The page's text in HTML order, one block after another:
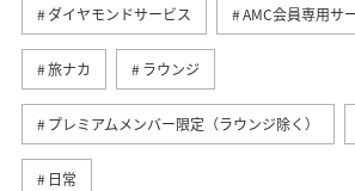
ダイヤモンドサービス AMC会員専用サ
旅ナカ ラウンジ
プレミアムメンバー限定（ラウンジ除く）
日常